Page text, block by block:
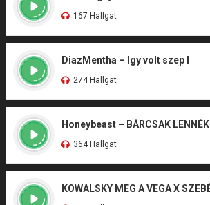
167 Hallgat
DiazMentha – Igy volt szep I
274 Hallgat
Honeybeast – BÁRCSAK LENNÉK
364 Hallgat